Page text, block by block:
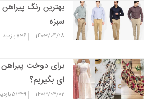
بهترین رنگ
سبزه
1403/04/18
|
726بازدید
برای دوخت
ای بگیریم؟
1403/04/02
|
5349